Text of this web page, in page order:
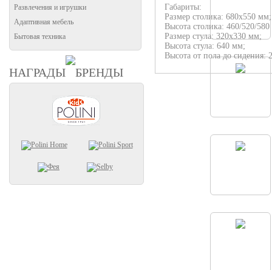
Развлечения и игрушки
Адаптивная мебель
Бытовая техника
НАГРАДЫ БРЕНДЫ
Габариты:
Размер столика: 680х550 мм;
Высота столика: 460/520/
Размер стула: 320х330 мм;
Высота стула: 640 мм;
Высота от пола до сидения: